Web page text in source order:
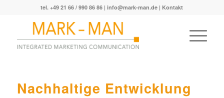
tel. +49 21 66 / 990 86 86 |info@mark-man.de | Kontakt
Nachhaltige Entwicklung